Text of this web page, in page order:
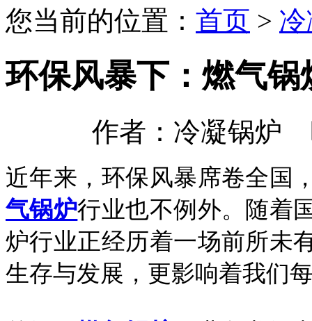
您当前的位置： 首页 >
环保风暴下：燃气
作者：冷凝锅炉
近年来，环保风暴席卷全国
气锅炉行业也不例外。随着
炉行业正经历着一场前所未
生存与发展，更影响着我们